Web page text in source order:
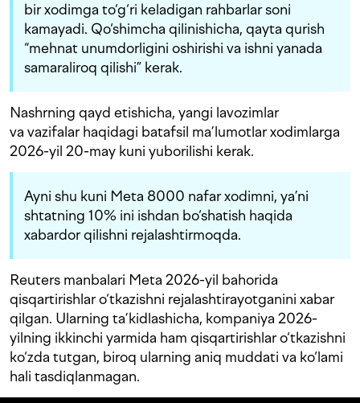
bir xodimga to‘g‘ri keladigan rahbarlar soni
kamayadi. Qo‘shimcha qilinishicha, qayta qurish
“mehnat unumdorligini oshirishi va ishni yanada
samaraliroq qilishi” kerak.
Nashrning qayd etishicha, yangi lavozimlar
va vazifalar haqidagi batafsil ma’lumotlar xodimlarga
2026-yil 20-may kuni yuborilishi kerak.
Ayni shu kuni Meta 8000 nafar xodimni, ya’ni
shtatning 10% ini ishdan bo‘shatish haqida
xabardor qilishni rejalashtirmoqda.
Reuters manbalari Meta 2026-yil bahorida
qisqartirishlar o‘tkazishni rejalashtirayotganini xabar
qilgan. Ularning ta’kidlashicha, kompaniya 2026-
yilning ikkinchi yarmida ham qisqartirishlar o‘tkazishni
ko‘zda tutgan, biroq ularning aniq muddati va ko‘lami
hali tasdiqlanmagan.